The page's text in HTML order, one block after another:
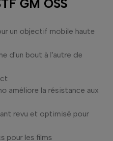
GM OSS
un objectif mobile haute
d'un bout à l'autre de
améliore la résistance aux
revu et optimisé pour
pour les films